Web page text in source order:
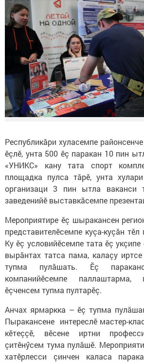
Республикăри хуласемпе
ӗçлӗ, унта 500 ӗç паракан 10 пин
«УНИКС» кану тата спорт
площадка пулса тăрӗ, унта
организаци 3 пин ытла ваканси
заведенийӗ выставкăсемпе
Мероприятире ӗç шыракансен
представителӗсемпе куçа-куçăн
Ку ӗç условийӗсемпе тата ӗç
вырăнтах татса пама, калаçу
тупма пулăшать. Ӗç
компанийӗсемпе паллаштарма,
ӗçченсем тупма пултарӗç.
Анчах ярмаркка – ӗç тупма
Пыракансене интереслӗ мастер-
кӗтеççӗ, вӗсене иртни
çитӗнӳсем тума пулăшӗ.
хатӗрлесси çинчен каласа